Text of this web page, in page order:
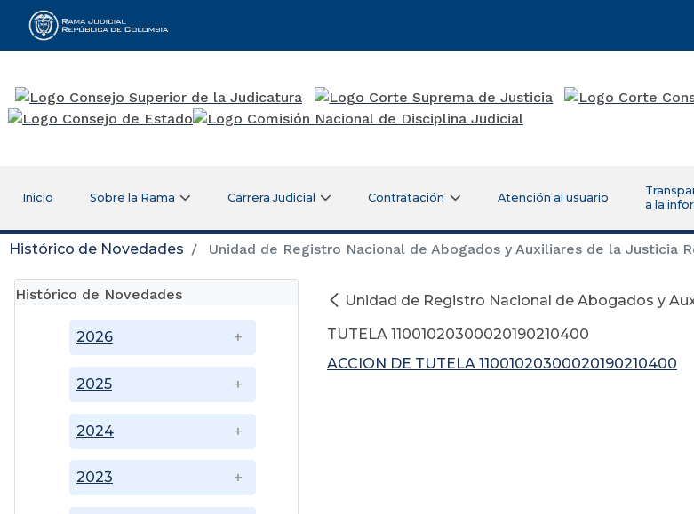
Rama Judicial
Inicio Sobre la Rama Carrera Judicial Contratación Atención al usuario
a la
Histórico de Novedades Unidad de Registro Nacional de Abogados y Auxiliares de la Justicia
Histórico de Novedades
2023
2024
2025
2026
Unidad de Registro Nacional de Abogados y
TUTELA 11001020300020190210400
ACCION DE TUTELA 11001020300020190210400